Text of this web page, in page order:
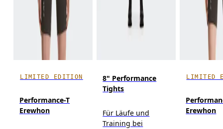
LIMITED EDITION
Performance-T
Erewhon
8" Performance
Tights
Für Läufe und
Training bei
LIMITED
Erewhon